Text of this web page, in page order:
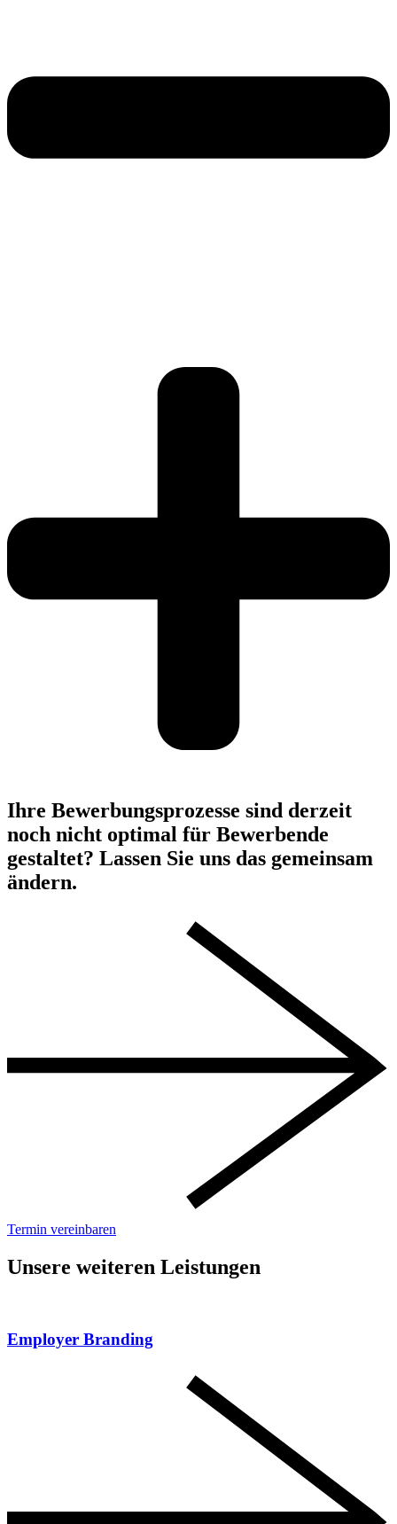
Ihre Bewerbungsprozesse sind derzeit
noch nicht optimal für Bewerbende
gestaltet? Lassen Sie uns das gemeinsam
ändern.
Termin vereinbaren
Unsere weiteren Leistungen
Employer Branding